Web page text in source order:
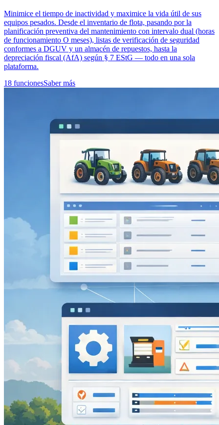
Minimice el tiempo de inactividad y maximice la vida útil de sus
equipos pesados. Desde el inventario de flota, pasando por la
planificación preventiva del mantenimiento con intervalo dual (horas
de funcionamiento O meses), listas de verificación de seguridad
conformes a DGUV y un almacén de repuestos, hasta la
depreciación fiscal (AfA) según § 7 EStG — todo en una sola
plataforma.
18 funcionesSaber más